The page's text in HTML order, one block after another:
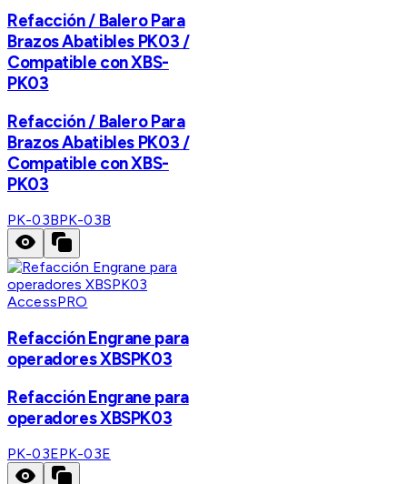
Refacción / Balero Para
Brazos Abatibles PK03 /
Compatible con XBS-
PK03
Refacción / Balero Para
Brazos Abatibles PK03 /
Compatible con XBS-
PK03
PK-03BPK-03B
AccessPRO
Refacción Engrane para
operadores XBSPK03
Refacción Engrane para
operadores XBSPK03
PK-03EPK-03E